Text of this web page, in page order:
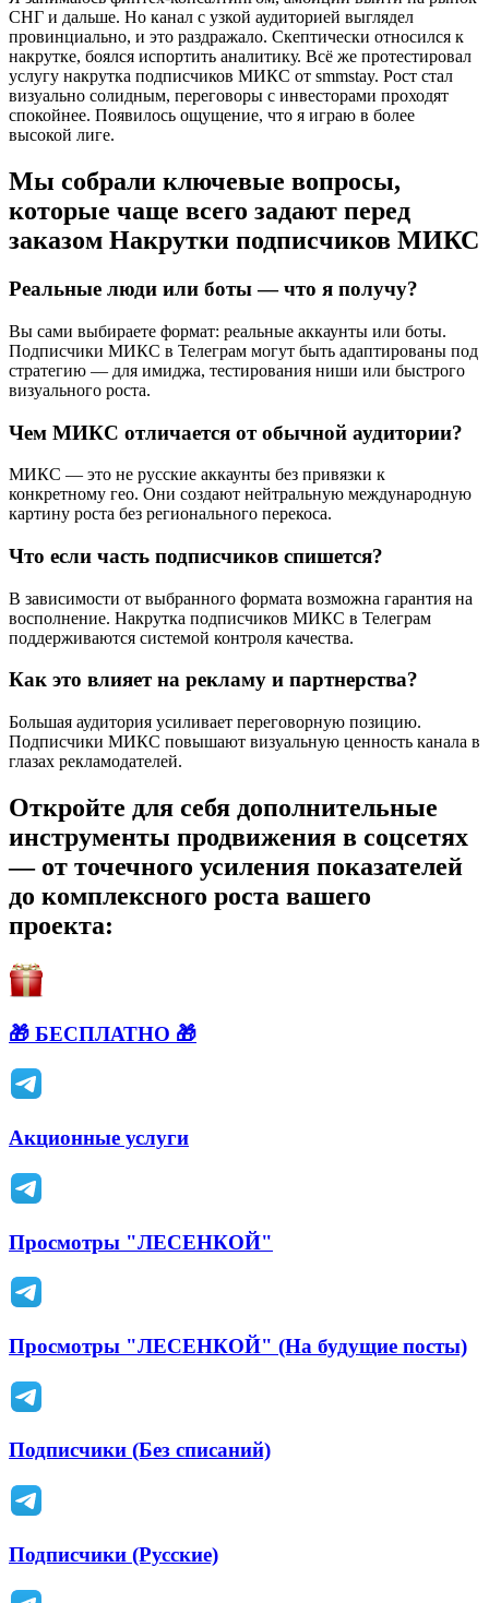
СНГ и дальше. Но канал с узкой аудиторией выглядел
провинциально, и это раздражало. Скептически относился к
накрутке, боялся испортить аналитику. Всё же протестировал
услугу накрутка подписчиков МИКС от smmstay. Рост стал
визуально солидным, переговоры с инвесторами проходят
спокойнее. Появилось ощущение, что я играю в более
высокой лиге.
Мы собрали ключевые вопросы,
которые чаще всего задают перед
заказом Накрутки подписчиков МИКС
Реальные люди или боты — что я получу?
Вы сами выбираете формат: реальные аккаунты или боты.
Подписчики МИКС в Телеграм могут быть адаптированы под
стратегию — для имиджа, тестирования ниши или быстрого
визуального роста.
Чем МИКС отличается от обычной аудитории?
МИКС — это не русские аккаунты без привязки к
конкретному гео. Они создают нейтральную международную
картину роста без регионального перекоса.
Что если часть подписчиков спишется?
В зависимости от выбранного формата возможна гарантия на
восполнение. Накрутка подписчиков МИКС в Телеграм
поддерживаются системой контроля качества.
Как это влияет на рекламу и партнерства?
Большая аудитория усиливает переговорную позицию.
Подписчики МИКС повышают визуальную ценность канала в
глазах рекламодателей.
Откройте для себя дополнительные
инструменты продвижения в соцсетях
— от точечного усиления показателей
до комплексного роста вашего
проекта:
🎁 БЕСПЛАТНО 🎁
Акционные услуги
Просмотры "ЛЕСЕНКОЙ"
Просмотры "ЛЕСЕНКОЙ" (На будущие посты)
Подписчики (Без списаний)
Подписчики (Русские)